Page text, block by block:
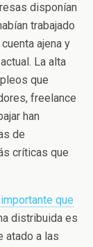
disponían
trabajado
ajena y
La alta
que
freelance
han
de
críticas que
que
distribuida es
atado a las